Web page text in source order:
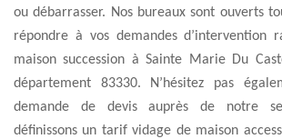
ou débarrasser. Nos bureaux sont ouverts
répondre à vos demandes d’intervention
maison succession à Sainte Marie Du
département 83330. N’hésitez pas
demande de devis auprès de notre
définissons un tarif vidage de maison